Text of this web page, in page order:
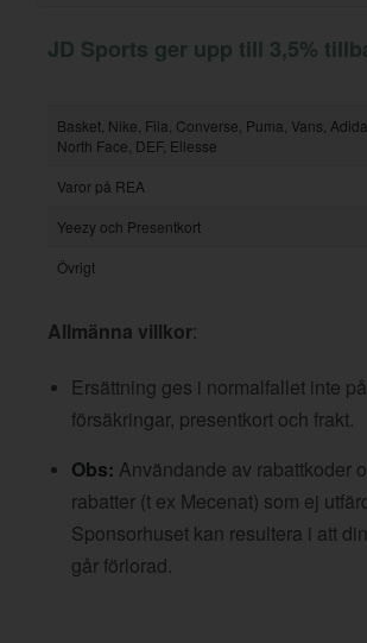
JD Sports ger upp till 3,5%
Basket, Nike, Fila, Converse, Puma, Vans,
North Face, DEF, Ellesse
Varor på REA
Yeezy och Presentkort
Övrigt
Allmänna villkor:
Ersättning ges i normalfallet inte
försäkringar, presentkort och frakt.
Obs: Användande av rabattkoder
rabatter (t ex Mecenat) som ej
Sponsorhuset kan resultera i att
går förlorad.